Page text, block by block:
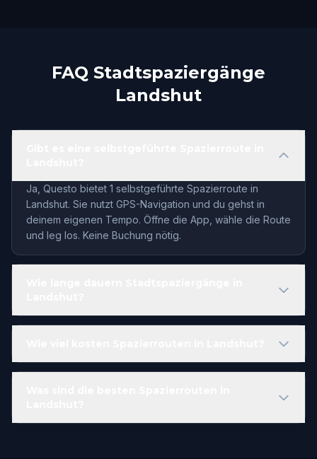
FAQ Stadtspaziergänge
Landshut
Ja, Questo bietet 1 selbstgeführte Spazierroute in
Landshut. Sie nutzt GPS-Navigation und du gehst in
deinem eigenen Tempo. Öffne die App, wähle die Route
und leg los. Keine Buchung nötig.